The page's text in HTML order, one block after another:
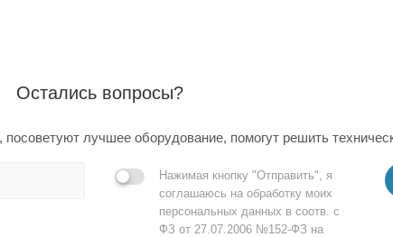
Остались вопросы?
лучшее оборудование, помогут решить
Нажимая кнопку "Отправить", я
соглашаюсь на обработку моих
персональных данных в соотв. с
ФЗ от 27.07.2006 №152-ФЗ на